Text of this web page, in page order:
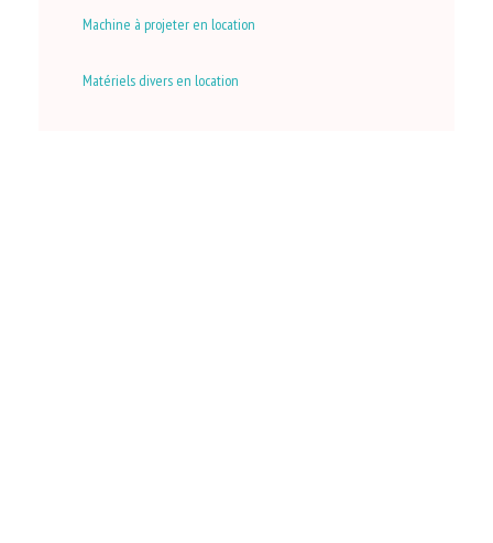
Machine à projeter en location
Matériels divers en location